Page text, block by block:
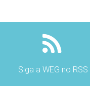
Siga a WEG no RSS